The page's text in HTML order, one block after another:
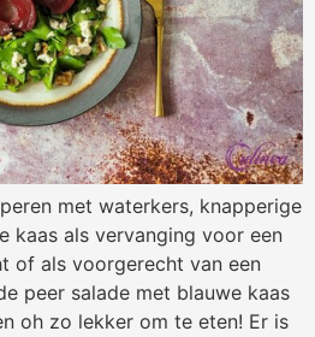
met waterkers, knapperige
kaas als vervanging voor een
of als voorgerecht van een
peer salade met blauwe kaas
oh zo lekker om te eten! Er is